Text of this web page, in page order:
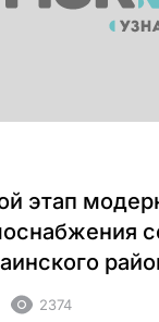
этап
2374